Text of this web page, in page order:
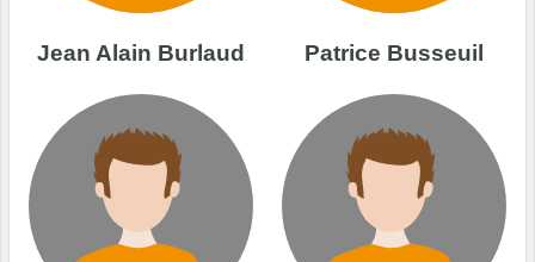
Jean Alain Burlaud Patrice Busseuil